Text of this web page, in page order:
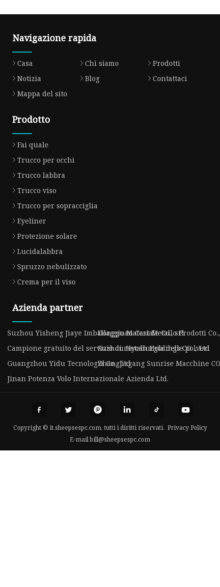
Navigazione rapida
Casa Chi siamo
Prodotti
Notizia
Blog
Contattaci
Mappa del sito
Prodotto
Fai quale
Trucco per occhi
Trucco labbra
Trucco viso
Trucco per sopracciglia
Eyeliner
Protezione solare
Lucidalabbra
Spruzzo nebulizzato
Crema per il viso
Azienda partner
Suzhou Yisheng Jiaye Imballaggio Materiale Co., srl
Dongguan Cast Metallo Prodotti
Campione gratuito del servizio di metallurgia delle polveri
Suzhou Hycan Holdings CO ., Ltd
Guangzhou Yidu Tecnologia Co., LtdZhangjiagang Sunrise Macchine
Jinan Potenza Volo Internazionale Azienda Ltd.
Copyright © it.sheepsespc.com, tutti i diritti riservati. Privacy Policy
E-mailbill@sheepsespc.com